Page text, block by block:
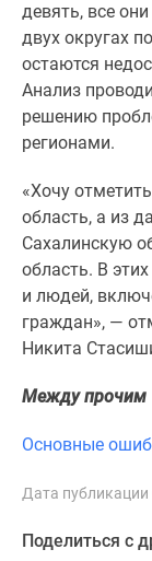
застройщики
Панорамы
новостроек
Видеообзор
новостроек
Экспертиза
новостроек
Экология
Москвы
Подмосковья
Квартиры
карте
девять, все
двух округах
остаются
Анализ
решению
регионами.
«Хочу
область, а из
Сахалинскую
область. В
и людей,
граждан», —
Никита
Между прочим
Основные
Дата
Поделиться с